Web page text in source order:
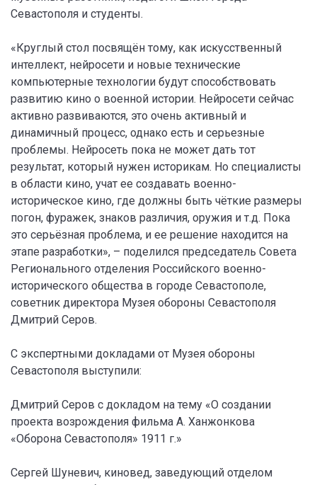
Севастополя и студенты.
«Круглый стол посвящён тому, как искусственный
интеллект, нейросети и новые технические
компьютерные технологии будут способствовать
развитию кино о военной истории. Нейросети сейчас
активно развиваются, это очень активный и
динамичный процесс, однако есть и серьезные
проблемы. Нейросеть пока не может дать тот
результат, который нужен историкам. Но специалисты
в области кино, учат ее создавать военно-
историческое кино, где должны быть чёткие размеры
погон, фуражек, знаков различия, оружия и т.д. Пока
это серьёзная проблема, и ее решение находится на
этапе разработки», – поделился председатель Совета
Регионального отделения Российского военно-
исторического общества в городе Севастополе,
советник директора Музея обороны Севастополя
Дмитрий Серов.
С экспертными докладами от Музея обороны
Севастополя выступили:
Дмитрий Серов с докладом на тему «О создании
проекта возрождения фильма А. Ханжонкова
«Оборона Севастополя» 1911 г.»
Сергей Шуневич, киновед, заведующий отделом